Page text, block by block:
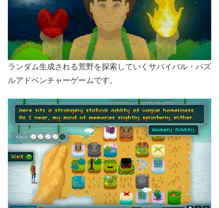
ランダム生成される荒野を探索していくサバイバル・パズ
ルアドベンチャーゲームです。